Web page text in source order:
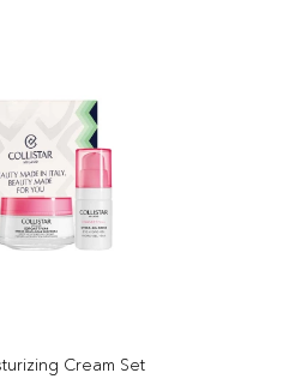
Cream Set